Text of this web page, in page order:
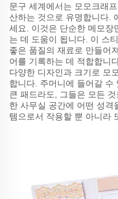
문구 세계에서는 모모크래
산하는 것으로 유명합니다.
세요. 이것은 단순한 메모장
는 데 도움이 됩니다. 이 스
좋은 품질의 재료로 만들어
어를 기록하는 데 적합합니
다양한 디자인과 크기로 모
합니다. 주머니에 들어갈 수
큰 패드라도, 그들은 모든
한 사무실 공간에 어떤 성격
템으로서 작용할 뿐 아니라